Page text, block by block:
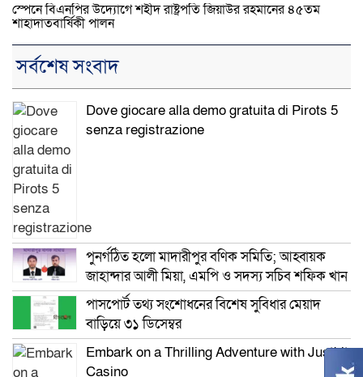
স্পেনে বিএনপির উদ্যোগে শহীদ রাষ্ট্রপতি জিয়াউর রহমানের ৪৫তম
শাহাদাতবার্ষিকী পালন
সর্বশেষ সংবাদ
Dove giocare alla demo gratuita di Pirots 5
senza registrazione
পুনর্গঠিত হলো মাদারীপুর বণিক সমিতি; আহ্বায়ক
জাহান্দার আলী মিয়া, এমপি ও সদস্য সচিব শফিক খান
পাসপোর্ট তথ্য সংশোধনের বিশেষ সুবিধার মেয়াদ
বাড়িয়ে ৩১ ডিসেম্বর
Embark on a Thrilling Adventure with Justbit
Casino